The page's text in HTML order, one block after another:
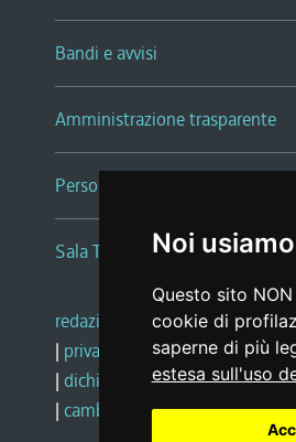
Noi
Questo sito
cookie di
saperne di più
estesa sull'uso
Bandi e avvisi
Amministrazione trasparente
Persone e Uffici
Sala Tiziano Tessitori
redazione web |note legali |
| privacy
social media policy
| dichiarazione di accessibilità
| cambio preferenze cookie